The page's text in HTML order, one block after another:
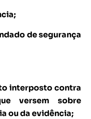
de segurança
interposto contra
versem sobre
ou da evidência;